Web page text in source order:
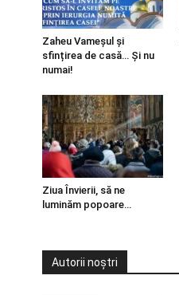
Zaheu Vameșul și
sfințirea de casă… Și nu
numai!
Ziua Învierii, să ne
luminăm popoare…
Autorii noștri